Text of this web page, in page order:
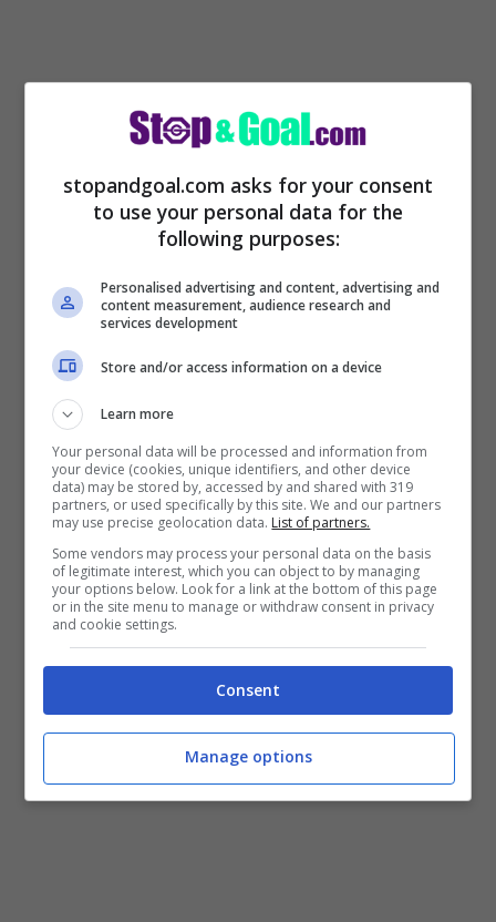
Lazio Verona, le formazioni
ufficiali
LAZIO (4-3-3) – Provedel; Lazzari, Patric,
Casale, Marusic; Milinkovic, Marcos
Antonio, Basic; Felipe Anderson, Immobile,
Zaccagni. All. Sarri.
stopandgoal.com asks for your consent
to use your personal data for the
following purposes:
Personalised advertising and content, advertising and
content measurement, audience research and
services development
Store and/or access information on a device
Learn more
Your personal data will be processed and information from
your device (cookies, unique identifiers, and other device
data) may be stored by, accessed by and shared with 319
partners, or used specifically by this site. We and our partners
may use precise geolocation data. List of partners.
Some vendors may process your personal data on the basis
of legitimate interest, which you can object to by managing
your options below. Look for a link at the bottom of this page
or in the site menu to manage or withdraw consent in privacy
and cookie settings.
Consent
Manage options